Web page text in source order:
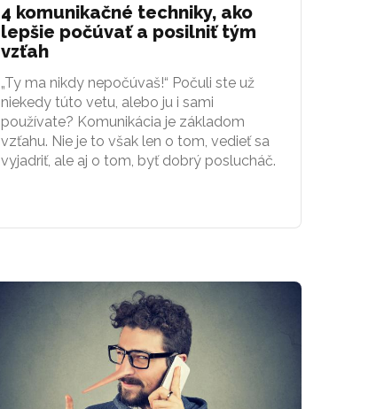
4 komunikačné techniky, ako
lepšie počúvať a posilniť tým
vzťah
„Ty ma nikdy nepočúvaš!“ Počuli ste už
niekedy túto vetu, alebo ju i sami
používate? Komunikácia je základom
vzťahu. Nie je to však len o tom, vedieť sa
vyjadriť, ale aj o tom, byť dobrý poslucháč.